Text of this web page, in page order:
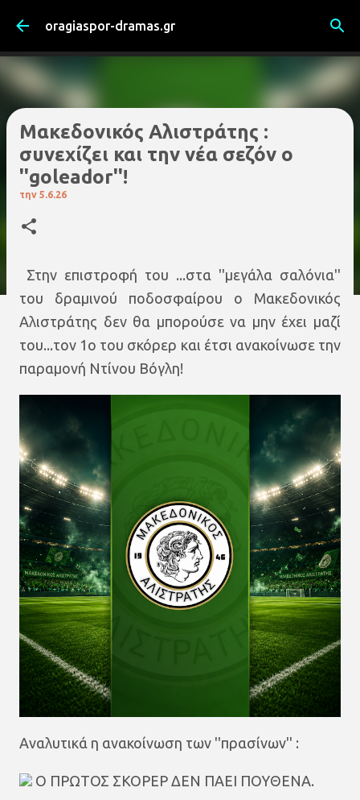
Μετάβαση στο κύριο περιεχόμενο
oragiaspor-dramas.gr
Μακεδονικός Αλιστράτης :
συνεχίζει και την νέα σεζόν ο
''goleador''!
την 5.6.26
Στην επιστροφή του ...στα ''μεγάλα σαλόνια''
του δραμινού ποδοσφαίρου ο Μακεδονικός
Αλιστράτης δεν θα μπορούσε να μην έχει μαζί
του...τον 1ο του σκόρερ και έτσι ανακοίνωσε την
παραμονή Ντίνου Βόγλη!
Αναλυτικά η ανακοίνωση των ''πρασίνων'' :
Ο ΠΡΩΤΟΣ ΣΚΟΡΕΡ ΔΕΝ ΠΑΕΙ ΠΟΥΘΕΝΑ.